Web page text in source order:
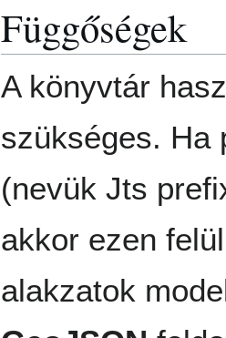
Függőségek
A könyvtár
szükséges.
(nevük Jts
akkor ezen
alakzatok